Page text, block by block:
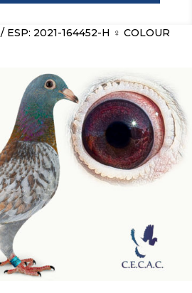
/ ESP: 2021-164452-H ♀ COLOUR